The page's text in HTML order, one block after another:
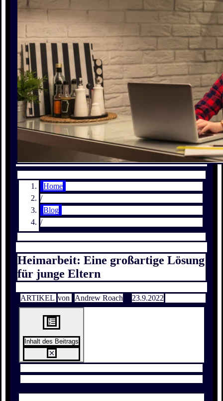
Home
/
Blog
/
Heimarbeit: Eine großartige Lösung
für junge Eltern
ARTIKEL von Andrew Roach 23.9.2022
Inhalt des Beitrags